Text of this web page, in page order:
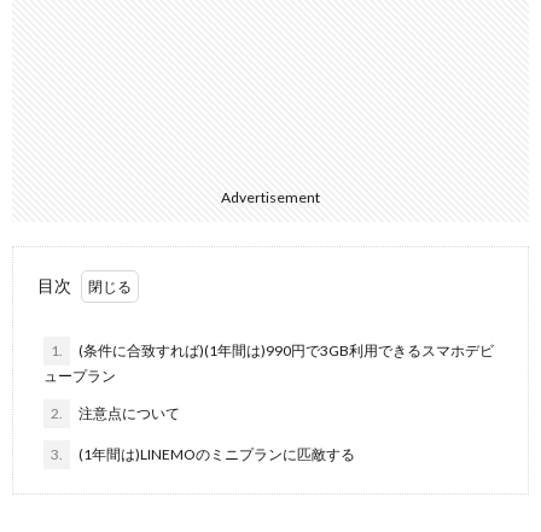
Advertisement
目次
1.
(条件に合致すれば)(1年間は)990円で3GB利用できるスマホデビ
ュープラン
2. 注意点について
3. (1年間は)LINEMOのミニプランに匹敵する